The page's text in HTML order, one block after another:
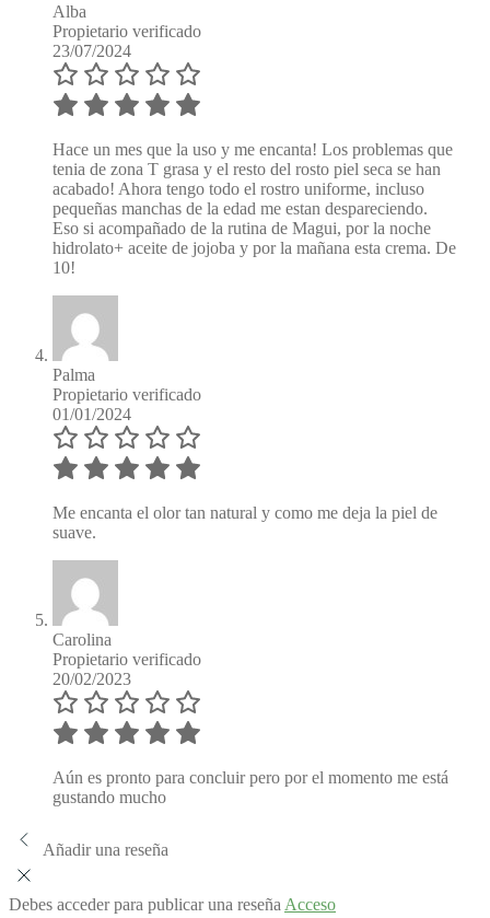
Alba
Propietario verificado
23/07/2024
Hace un mes que la uso y me encanta! Los problemas que
tenia de zona T grasa y el resto del rosto piel seca se han
acabado! Ahora tengo todo el rostro uniforme, incluso
pequeñas manchas de la edad me estan despareciendo.
Eso si acompañado de la rutina de Magui, por la noche
hidrolato+ aceite de jojoba y por la mañana esta crema. De
10!
Palma
Propietario verificado
01/01/2024
Me encanta el olor tan natural y como me deja la piel de
suave.
Carolina
Propietario verificado
20/02/2023
Aún es pronto para concluir pero por el momento me está
gustando mucho
Añadir una reseña
Debes acceder para publicar una reseña Acceso